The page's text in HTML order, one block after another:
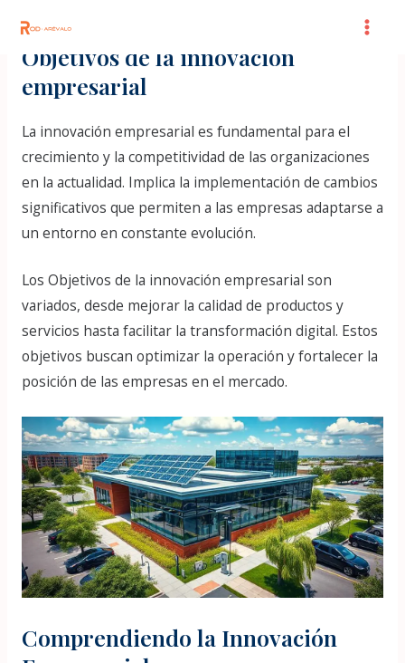
content
Main
Objetivos de la innovación
empresarial
La innovación empresarial es fundamental para el
crecimiento y la competitividad de las organizaciones
en la actualidad. Implica la implementación de cambios
significativos que permiten a las empresas adaptarse a
un entorno en constante evolución.
Los Objetivos de la innovación empresarial son
variados, desde mejorar la calidad de productos y
servicios hasta facilitar la transformación digital. Estos
objetivos buscan optimizar la operación y fortalecer la
posición de las empresas en el mercado.
Comprendiendo la Innovación
navigation